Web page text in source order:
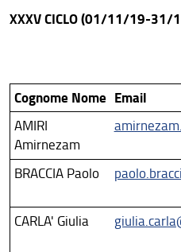
XXXV CICLO (01/11/19-31/
Cognome Nome Email
AMIRI
Amirnezam
BRACCIA Paolo
CARLA' Giulia
Documents and forms
Courses year 2025-2026
Deadlines 1st year (cycle 41)
Deadlines 2nd year (cycle